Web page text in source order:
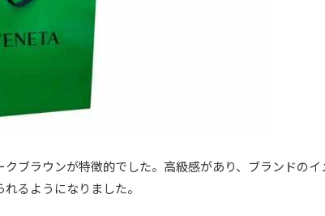
ブラウンが特徴的でした。高級感があり、ブランドのイ
るようになりました。